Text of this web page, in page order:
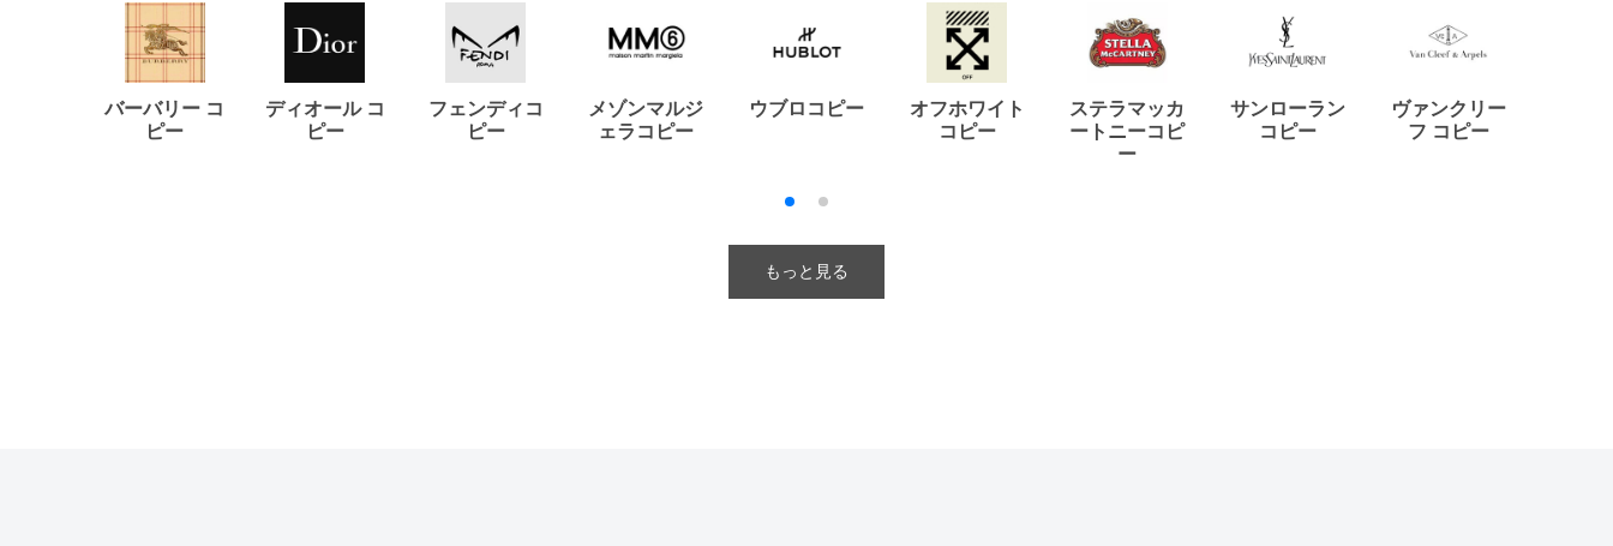
バーバリー コ
ピー
ディオール コ
ピー
フェンディコ
ピー
メゾンマルジ
ェラコピー
ウブロコピー
オフホワイト
コピー
ステラマッカ
ートニーコピ
ー
サンローラン
コピー
ヴァンクリー
フ コピー
もっと見る